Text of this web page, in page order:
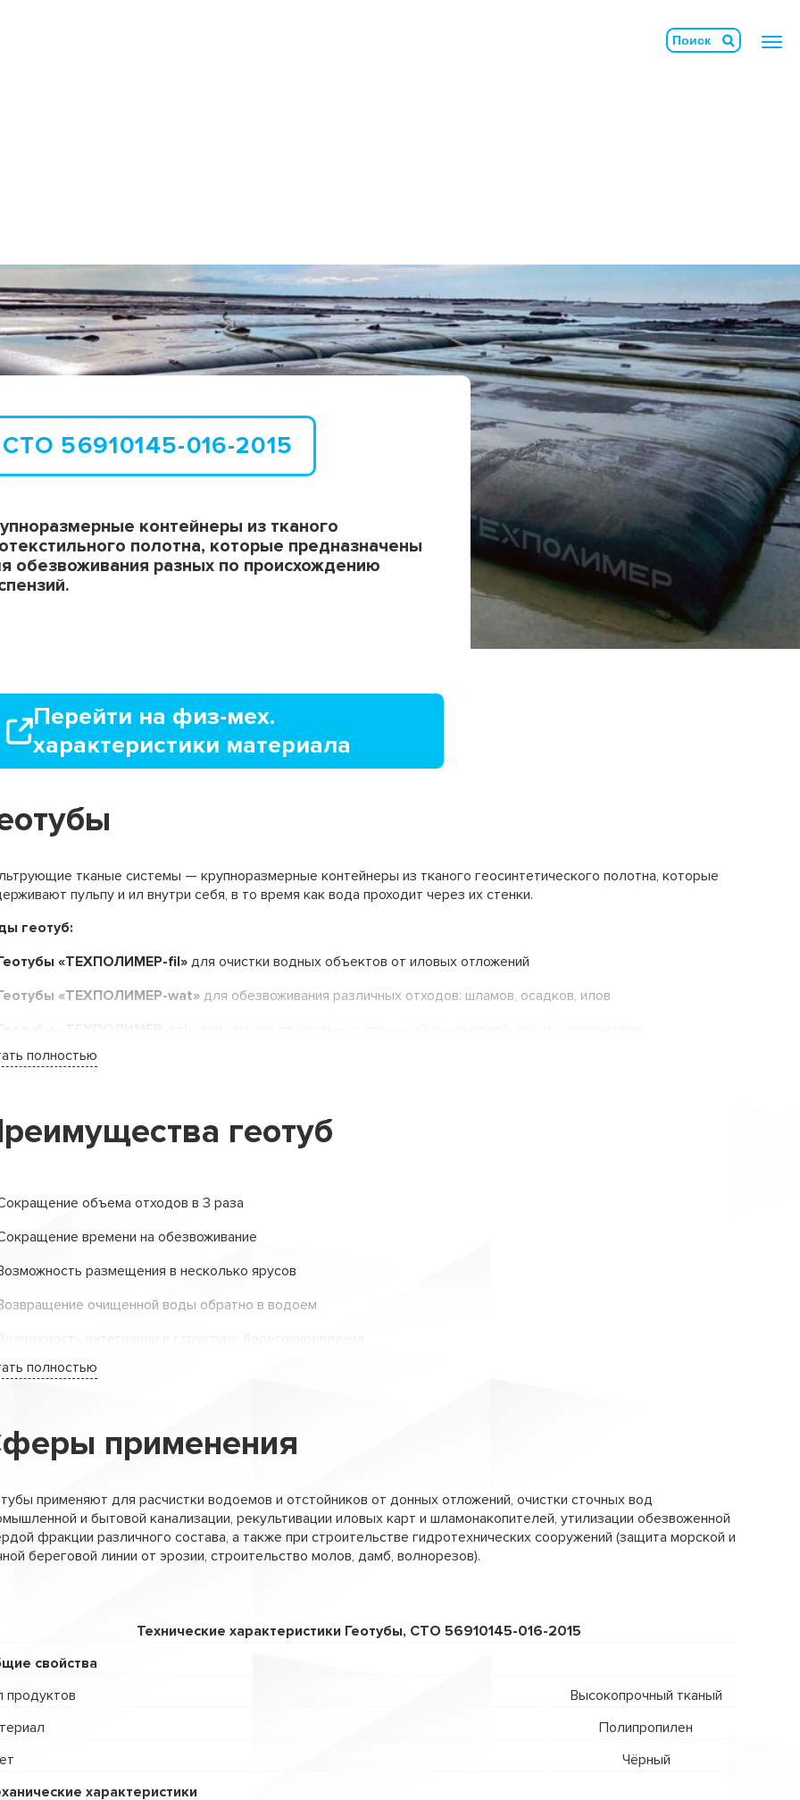
Геомат 3D
Геомембрана
Георешетки СД, СО, СТ
Геосвая
Геотекстиль
Геотубы
Гидрокс
Гидромат
Мобильные дорожные покрытия
Объемная георешетка
ТехноГРАСС
Труба напорная ПЭ
Трубы «ГофроКобра»
Cover Up
СТО 56910145-016-2015
контейнеры из тканого
полотна, которые предназначены
обезвоживания разных по происхождению
Перейти на физ-мех.
характеристики материала
тканые системы — крупноразмерные контейнеры из тканого геосинтетического полотна, которые
пульпу и ил внутри себя, в то время как вода проходит через их стенки.
геотуб:
«ТЕХПОЛИМЕР-fil» для очистки водных объектов от иловых отложений
«ТЕХПОЛИМЕР-wat» для обезвоживания различных отходов: шламов, осадков, илов
процесс с использованием геотекстильных контейнеров представляет собой гравитационное
действия технологии: заполнить контейнер водной суспензией и дождаться, пока через поры геотекстиля
материал, удобный для планировки, погрузки, транспортировки и складирования.
полностью
геотуб
объема отходов в 3 раза
времени на обезвоживание
размещения в несколько ярусов
очищенной воды обратно в водоем
интеграции в структуру берегоукрепления
монтаж
полностью
применения
применяют для расчистки водоемов и отстойников от донных отложений, очистки сточных вод
и бытовой канализации, рекультивации иловых карт и шламонакопителей, утилизации обезвоженной
фракции различного состава, а также при строительстве гидротехнических сооружений (защита морской и
береговой линии от эрозии, строительство молов, дамб, волнорезов).
Технические характеристики Геотубы, СТО 56910145-016-2015
свойства
продуктов
Высокопрочный тканый
Полипропилен
Чёрный
характеристики